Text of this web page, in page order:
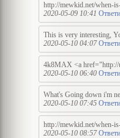
http://mewkid.net/when-
2020-05-09 10:41
This is very interesting,
2020-05-10 04:07
4k8MAX <a href="http://
2020-05-10 06:40
What's Going down i'm
2020-05-10 07:45
http://mewkid.net/when-
2020-05-10 08:57